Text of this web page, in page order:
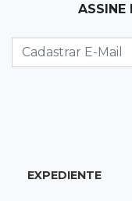
Inteligência
Primeiro corpo
ASSINE
EXPEDIENTE